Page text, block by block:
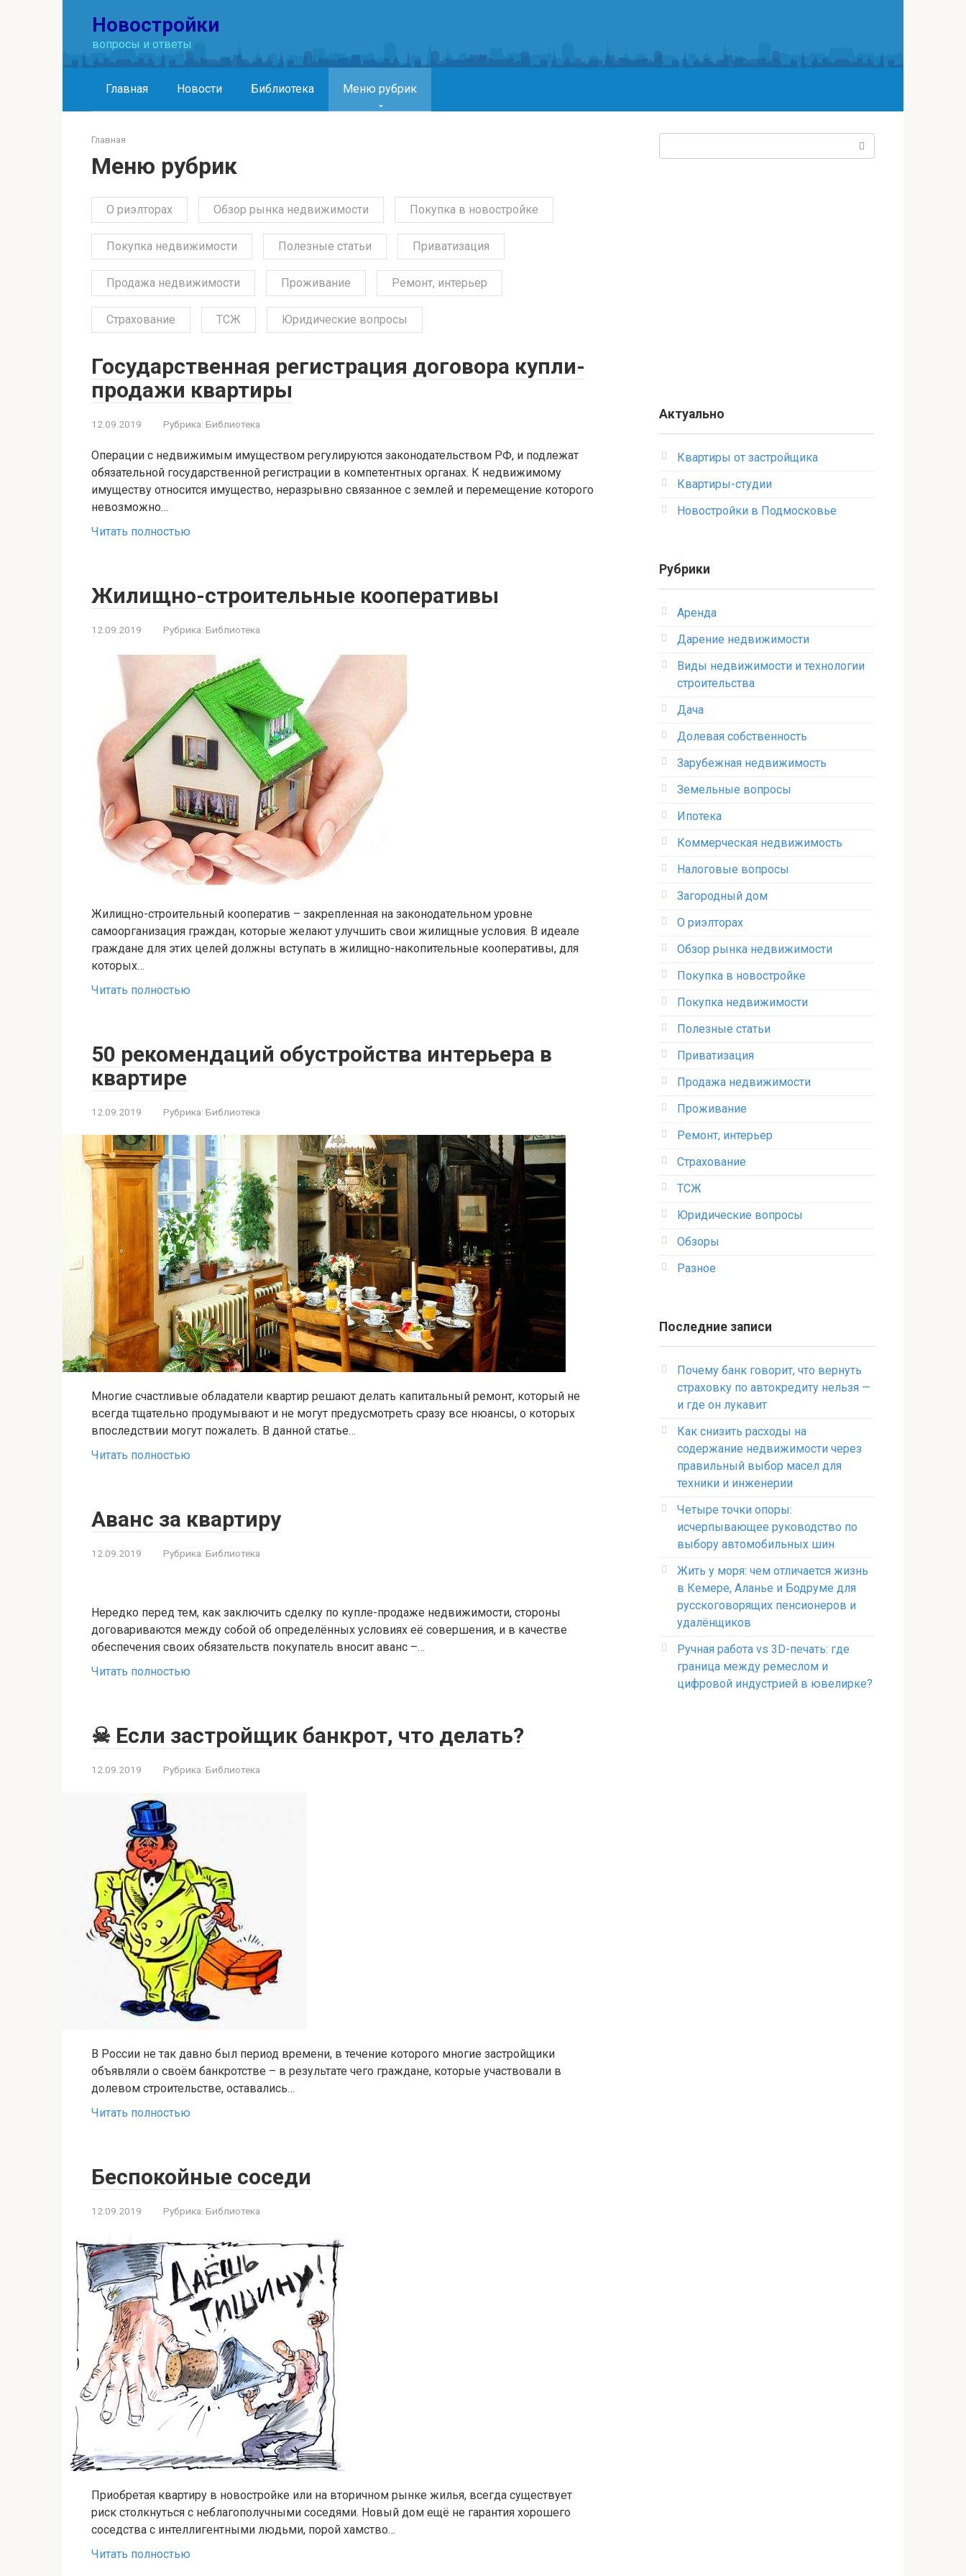
Новостройки
вопросы и ответы
Главная Новости Библиотека Меню рубрик
Главная
Меню рубрик
О риэлторах Обзор рынка недвижимости Покупка в новостройке
Покупка недвижимости Полезные статьи Приватизация
Продажа недвижимости Проживание Ремонт, интерьер
Страхование ТСЖ Юридические вопросы
Государственная регистрация договора купли-
продажи квартиры
12.09.2019 Рубрика: Библиотека
Операции с недвижимым имуществом регулируются законодательством РФ, и подлежат
обязательной государственной регистрации в компетентных органах. К недвижимому
имуществу относится имущество, неразрывно связанное с землей и перемещение которого
невозможно…
Читать полностью
Жилищно-строительные кооперативы
12.09.2019 Рубрика: Библиотека
Жилищно-строительный кооператив – закрепленная на законодательном уровне
самоорганизация граждан, которые желают улучшить свои жилищные условия. В идеале
граждане для этих целей должны вступать в жилищно-накопительные кооперативы, для
которых…
Читать полностью
50 рекомендаций обустройства интерьера в
квартире
12.09.2019 Рубрика: Библиотека
Многие счастливые обладатели квартир решают делать капитальный ремонт, который не
всегда тщательно продумывают и не могут предусмотреть сразу все нюансы, о которых
впоследствии могут пожалеть. В данной статье…
Читать полностью
Аванс за квартиру
12.09.2019 Рубрика: Библиотека
Нередко перед тем, как заключить сделку по купле-продаже недвижимости, стороны
договариваются между собой об определённых условиях её совершения, и в качестве
обеспечения своих обязательств покупатель вносит аванс –…
Читать полностью
☠ Если застройщик банкрот, что делать?
12.09.2019 Рубрика: Библиотека
В России не так давно был период времени, в течение которого многие застройщики
объявляли о своём банкротстве – в результате чего граждане, которые участвовали в
долевом строительстве, оставались…
Читать полностью
Беспокойные соседи
12.09.2019 Рубрика: Библиотека
Приобретая квартиру в новостройке или на вторичном рынке жилья, всегда существует
риск столкнуться с неблагополучными соседями. Новый дом ещё не гарантия хорошего
соседства с интеллигентными людьми, порой хамство…
Читать полностью
Актуально
Квартиры от застройщика
Квартиры-студии
Новостройки в Подмосковье
Рубрики
Аренда
Дарение недвижимости
Виды недвижимости и технологии
строительства
Дача
Долевая собственность
Зарубежная недвижимость
Земельные вопросы
Ипотека
Коммерческая недвижимость
Налоговые вопросы
Загородный дом
О риэлторах
Обзор рынка недвижимости
Покупка в новостройке
Покупка недвижимости
Полезные статьи
Приватизация
Продажа недвижимости
Проживание
Ремонт, интерьер
Страхование
ТСЖ
Юридические вопросы
Обзоры
Разное
Последние записи
Почему банк говорит, что вернуть
страховку по автокредиту нельзя —
и где он лукавит
Как снизить расходы на
содержание недвижимости через
правильный выбор масел для
техники и инженерии
Четыре точки опоры:
исчерпывающее руководство по
выбору автомобильных шин
Жить у моря: чем отличается жизнь
в Кемере, Аланье и Бодруме для
русскоговорящих пенсионеров и
удалёнщиков
Ручная работа vs 3D-печать: где
граница между ремеслом и
цифровой индустрией в ювелирке?